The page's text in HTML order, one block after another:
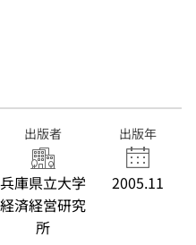
出版者
兵庫県立大学
経済経営研究
所
出版年
2005.11